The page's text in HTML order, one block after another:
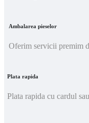
Ambalarea pieselor
Oferim servicii premim
Plata rapida
Plata rapida cu cardul